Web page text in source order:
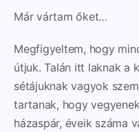
Már vártam őket…
Megfigyeltem, hogy
útjuk. Talán itt laknak a
sétájuknak vagyok
tartanak, hogy
házaspár, éveik száma